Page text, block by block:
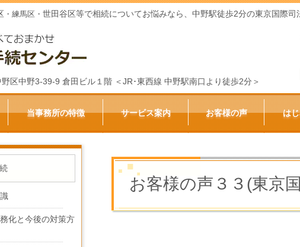
・練馬区・ 世田谷区等で相続についてお悩みなら、中野駅徒歩2分の東京国際
区中野3-39-9 倉田ビル１階 ＜JR･東西線 中野駅南口より徒歩2分＞
当事務所の特徴 サービス案内 お客様の声 は
お客様の声３３(東京
化と今後の対策方